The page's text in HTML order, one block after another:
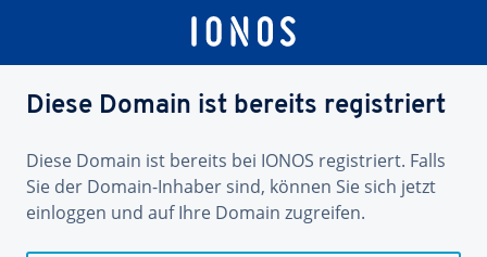
Diese Domain ist bereits registriert
Diese Domain ist bereits bei IONOS registriert. Falls
Sie der Domain-Inhaber sind, können Sie sich jetzt
einloggen und auf Ihre Domain zugreifen.